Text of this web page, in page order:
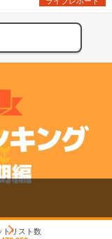
トリスト数